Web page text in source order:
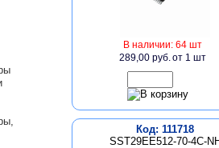
В наличии: 64 шт
289,00 руб.от 1 шт
Код: 111718
SST29EE512-70-4C-